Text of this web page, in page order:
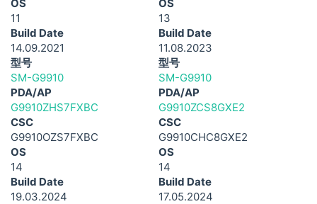
OS
11
Build Date
14.09.2021
OS
13
Build Date
11.08.2023
型号
SM-G9910
PDA/AP
G9910ZHS7FXBC
CSC
G9910OZS7FXBC
OS
14
Build Date
19.03.2024
型号
SM-G9910
PDA/AP
G9910ZCS8GXE2
CSC
G9910CHC8GXE2
OS
14
Build Date
17.05.2024